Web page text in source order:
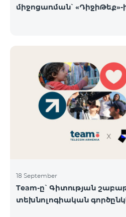
միջոցառման՝ «ԴիջիԹեք»-
18 September
Team-ը՝ Գիտության
տեխնոլոգիական